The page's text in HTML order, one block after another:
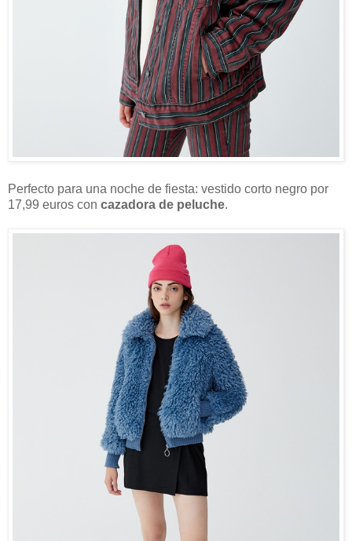
Perfecto para una noche de fiesta: vestido corto negro por
17,99 euros con cazadora de peluche.